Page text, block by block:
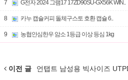
7 G전자 2024 그램17 17ZD90SU-GX56K WIN..
8 카누 캡슐커피 돌체구스토 호환 캡슐 6..
9 농협안심한우 암소 1등급 이상 등심 1kg
이전 글 언탭트 남성용 빅사이즈